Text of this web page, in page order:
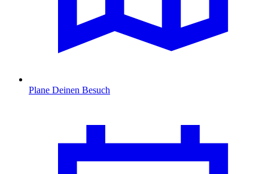
Plane Deinen Besuch